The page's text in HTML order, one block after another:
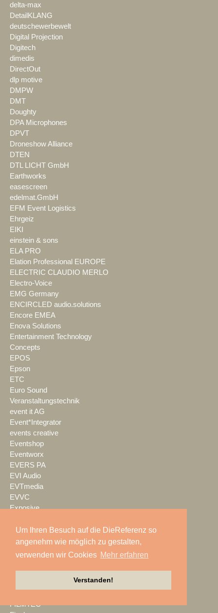
Um Ihren Besuch auf die DieReferenz so
angenehm wie möglich zu gestalten,
verwenden wir Cookies Mehr erfahren
Verstanden!
delta-max
DetailKLANG
deutschewerbewelt
Digital Projection
Digitech
dimedis
DirectOut
dlp motive
DMPW
DMT
Doughty
DPA Microphones
DPVT
Droneshow Alliance
DTEN
DTL LICHT GmbH
Earthworks
easescreen
edelmat.GmbH
EFM Event Logistics
Ehrgeiz
EIKI
einstein & sons
ELA PRO
Elation Professional EUROPE
ELECTRIC CLAUDIO MERLO
Electro-Voice
EMG Germany
ENCIRCLED audio.solutions
Encore EMEA
Enova Solutions
Entertainment Technology
Concepts
EPOS
Epson
ETC
Euro Sound
Veranstaltungstechnik
event it AG
Event*Integrator
events creative
Eventshop
Eventworx
EVERS PA
EVI Audio
EVTmedia
EVVC
Exposive
eyevis
faces Veranstaltungstechnik
FAMAB
FILMTEC